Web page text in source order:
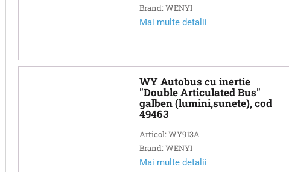
Brand: WENYI
Mai multe detalii
WY Autobus cu inertie
"Double Articulated Bus"
galben (lumini,sunete), cod
49463
Articol: WY913A
Brand: WENYI
Mai multe detalii